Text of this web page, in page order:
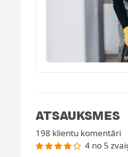
ATSAUKSMES
198 klientu komentāri
4 no 5